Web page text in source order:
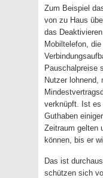
Zum Beispiel
von zu Haus
das
Mobiltelefon,
Pauschalpreise
Nutzer
verknüpft. Ist es
Guthaben
Zeitraum gelten
können, bis er
Das ist
schützen sich